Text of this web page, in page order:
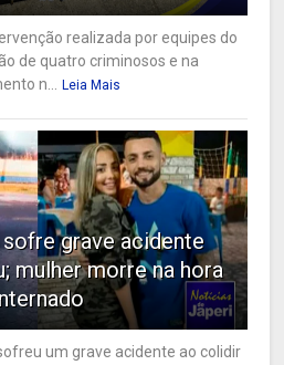
realizada por equipes do
de quatro criminosos e na
n...
Leia Mais
grave acidente
mulher morre na hora
um grave acidente ao colidir